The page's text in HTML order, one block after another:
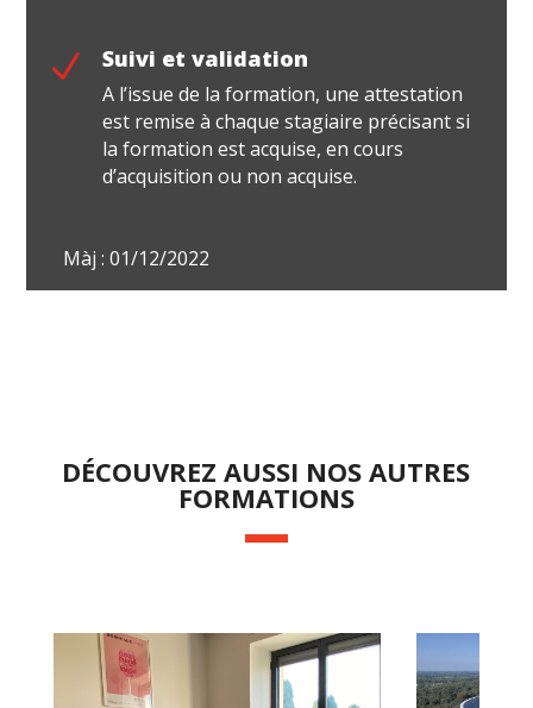
N Suivi et validation
A l’issue de la formation, une attestation
est remise à chaque stagiaire précisant si
la formation est acquise, en cours
d’acquisition ou non acquise.
Màj : 01/12/2022
DÉCOUVREZ AUSSI NOS AUTRES
FORMATIONS